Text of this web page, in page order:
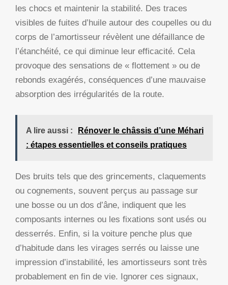
les chocs et maintenir la stabilité. Des traces
visibles de fuites d’huile autour des coupelles ou du
corps de l’amortisseur révèlent une défaillance de
l’étanchéité, ce qui diminue leur efficacité. Cela
provoque des sensations de « flottement » ou de
rebonds exagérés, conséquences d’une mauvaise
absorption des irrégularités de la route.
A lire aussi :
Rénover le châssis d’une Méhari
: étapes essentielles et conseils pratiques
Des bruits tels que des grincements, claquements
ou cognements, souvent perçus au passage sur
une bosse ou un dos d’âne, indiquent que les
composants internes ou les fixations sont usés ou
desserrés. Enfin, si la voiture penche plus que
d’habitude dans les virages serrés ou laisse une
impression d’instabilité, les amortisseurs sont très
probablement en fin de vie. Ignorer ces signaux,